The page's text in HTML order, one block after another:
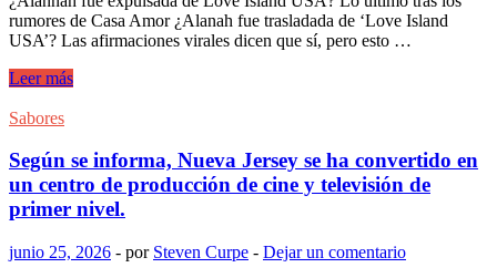
de
Disney
rumores de Casa Amor ¿Alanah fue trasladada de ‘Love Island
USA’? Las afirmaciones virales dicen que sí, pero esto …
¿Qué
‘Love
USA’
esta
noche?
Actualización
Casa
Leer más
Sabores
Según se informa, Nueva Jersey se ha convertido en
un centro de producción de cine y televisión de
primer nivel.
junio 25, 2026 - por Steven Curpe - Dejar un comentario